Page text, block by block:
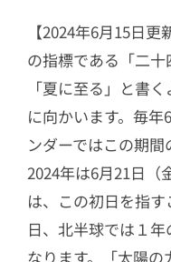
【2024年6月15日
の指標である「二十
「夏に至る」と書
に向かいます。毎
ンダーではこの期間
2024年は6月21日（
は、この初日を指
日、北半球では１
なります。「太陽の